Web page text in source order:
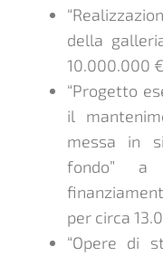
della
10.000.000
“Progetto
il
messa in
fondo”
per circa
“Opere di